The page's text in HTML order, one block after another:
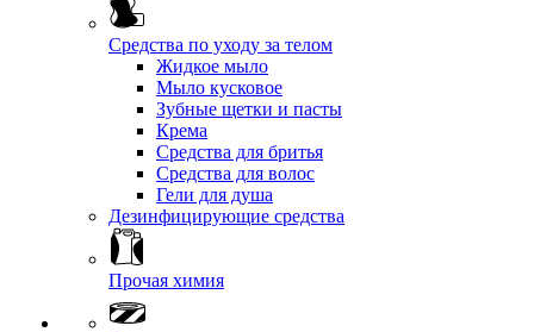
Средства по уходу за телом
Жидкое мыло
Мыло кусковое
Зубные щетки и пасты
Крема
Средства для бритья
Средства для волос
Гели для душа
Дезинфицирующие средства
Прочая химия